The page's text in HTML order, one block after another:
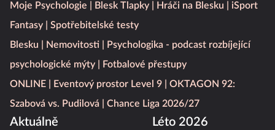
Moje Psychologie Blesk Tlapky Hráči na Blesku
iSport
Fantasy
Spotřebitelské testy
Blesku
Nemovitosti
Psychologika - podcast rozbíjející
psychologické mýty
Fotbalové přestupy
ONLINE
Eventový prostor Level 9
OKTAGON 92:
Szabová vs. Pudilová
Chance Liga 2026/27
Aktuálně Léto 2026